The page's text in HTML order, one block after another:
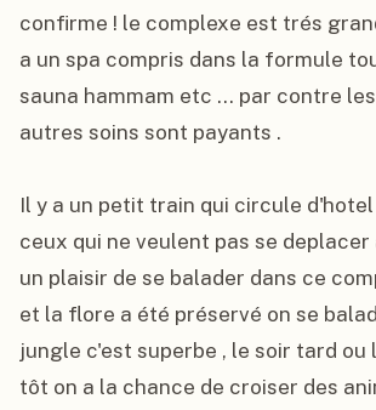
confirme ! le complexe est trés
a un spa compris dans la formule
sauna hammam etc ... par contre
autres soins sont payants .
Il y a un petit train qui circule
ceux qui ne veulent pas se deplacer
un plaisir de se balader dans ce
et la flore a été préservé on se
jungle c'est superbe , le soir tard ou
tôt on a la chance de croiser des